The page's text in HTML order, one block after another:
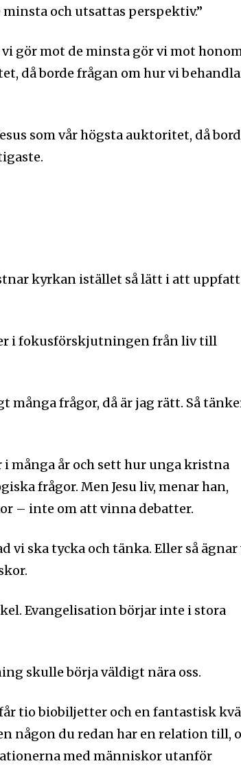
och utsattas perspektiv.”
gör mot de minsta gör vi mot
då borde frågan om hur vi
som vår högsta auktoritet, då
kyrkan istället så lätt i att
i fokusförskjutningen från liv till
frågor, då är jag rätt. Så
många år och sett hur unga kristna
frågor. Men Jesu liv, menar han,
– inte om att vinna debatter.
vi ska tycka och tänka. Eller så ägnar
Evangelisation börjar inte i stora
skulle börja väldigt nära oss.
tio biobiljetter och en fantastisk
någon du redan har en relation till,
med människor utanför